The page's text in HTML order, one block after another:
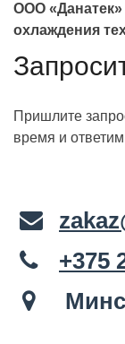
ООО
охлаждения
Пришлите
время и
+375